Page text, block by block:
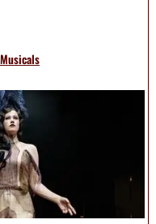
Musicals